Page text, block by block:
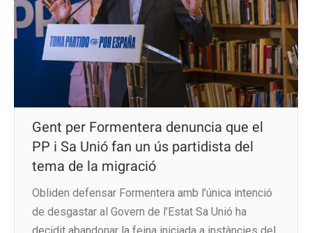
Gent per Formentera denuncia que el
PP i Sa Unió fan un ús partidista del
tema de la migració
Obliden defensar Formentera amb l’única intenció
de desgastar al Govern de l’Estat Sa Unió ha
decidit abandonar la feina iniciada a instàncies del